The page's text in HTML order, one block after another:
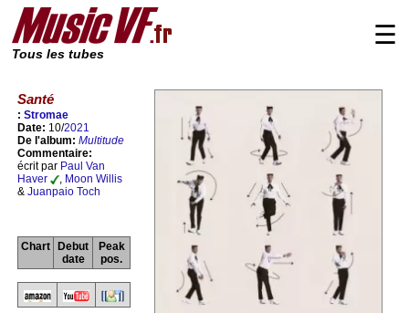
Tous les tubes
☰
Santé
: Stromae
Date: 10/2021
De l'album: Multitude
Commentaire:
écrit par Paul Van
Haver
, Moon Willis
& Juanpaio Toch
Chart
Debut
date
Peak
pos.